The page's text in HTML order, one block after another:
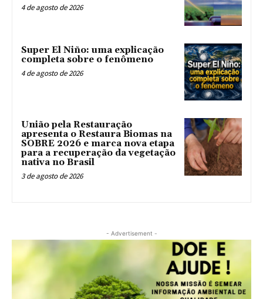
4 de agosto de 2026
Super El Niño: uma explicação
completa sobre o fenômeno
4 de agosto de 2026
União pela Restauração
apresenta o Restaura Biomas na
SOBRE 2026 e marca nova etapa
para a recuperação da vegetação
nativa no Brasil
3 de agosto de 2026
- Advertisement -